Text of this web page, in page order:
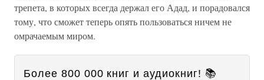
трепета, в которых всегда держал его Адад, и порадовался
тому, что сможет теперь опять пользоваться ничем не
омрачаемым миром.
Более 800 000 книг и аудиокниг! 📚